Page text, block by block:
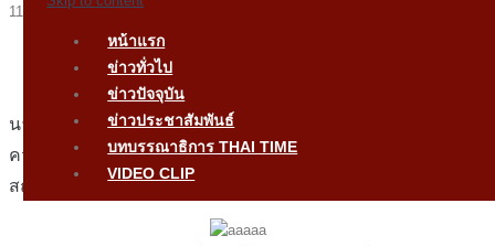
หน้าแรก
ข่าวทั่วไป
ข่าวปัจจุบัน
ข่าวประชาสัมพันธ์
บทบรรณาธิการ THAI TIME
VIDEO CLIP
1150 Views
เมื่อวันที่2เมษายน
นายกรัฐมนตรี ได้ลงนามในประกาศข้อกำหนดออกตาม
ความในมาตรา4แห่งพระราชกำหนดการบริหารราชการใน
สถานการณ์ฉุกเฉิน พ.ศ. 2548 (